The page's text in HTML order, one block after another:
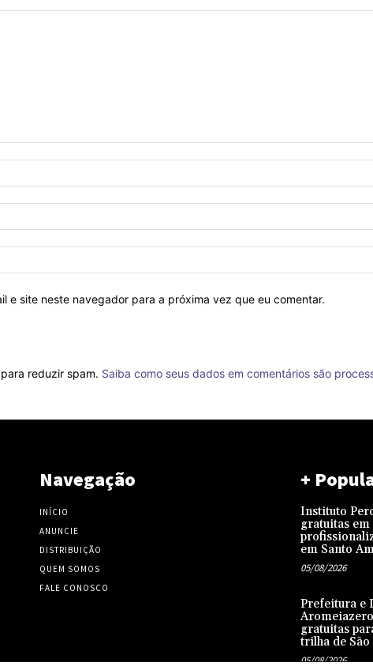
e site neste navegador para a próxima vez que eu comentar.
reduzir spam. Saiba como seus dados em comentários são
Navegação
INÍCIO
ANUNCIE
DISTRIBUIÇÃO
QUEM SOMOS
FALE CONOSCO
+
Instituto
gratuitas em
em Santo
05/08/2026
Prefeitura e
gratuitas
trilha de São
05/08/2026